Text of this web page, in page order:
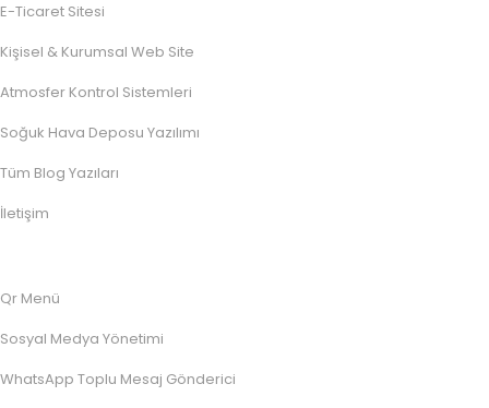
E-Ticaret Sitesi
Kişisel & Kurumsal Web Site
Atmosfer Kontrol Sistemleri
Soğuk Hava Deposu Yazılımı
Tüm Blog Yazıları
İletişim
Qr Menü
Sosyal Medya Yönetimi
WhatsApp Toplu Mesaj Gönderici